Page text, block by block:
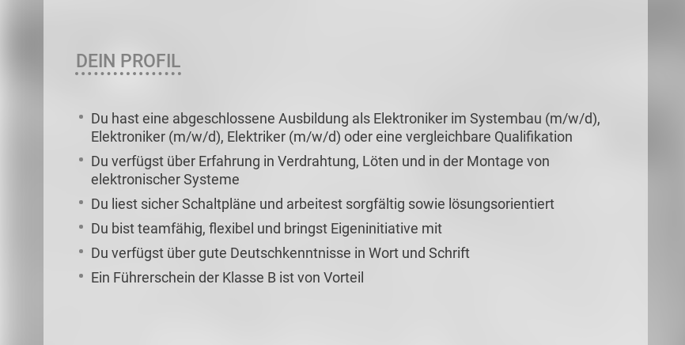
DEIN PROFIL
Du hast eine abgeschlossene Ausbildung als Elektroniker im Systembau (m/w/d),
Elektroniker (m/w/d), Elektriker (m/w/d) oder eine vergleichbare Qualifikation
Du verfügst über Erfahrung in Verdrahtung, Löten und in der Montage von
elektronischer Systeme
Du liest sicher Schaltpläne und arbeitest sorgfältig sowie lösungsorientiert
Du bist teamfähig, flexibel und bringst Eigeninitiative mit
Du verfügst über gute Deutschkenntnisse in Wort und Schrift
Ein Führerschein der Klasse B ist von Vorteil